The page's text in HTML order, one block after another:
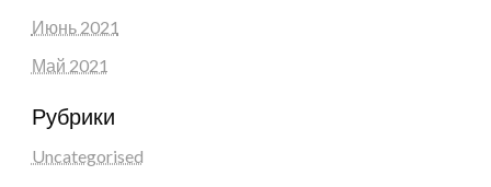
Июнь 2021
Май 2021
Рубрики
Uncategorised